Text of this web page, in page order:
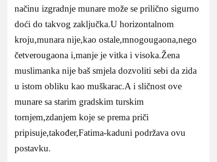
načinu izgradnje munare može se prilično sigurno
doći do takvog zaključka.U horizontalnom
kroju,munara nije,kao ostale,mnogougaona,nego
četverougaona i,manje je vitka i visoka.Žena
muslimanka nije baš smjela dozvoliti sebi da zida
u istom obliku kao muškarac.A i sličnost ove
munare sa starim gradskim turskim
tornjem,zdanjem koje se prema priči
pripisuje,također,Fatima-kaduni podržava ovu
postavku.